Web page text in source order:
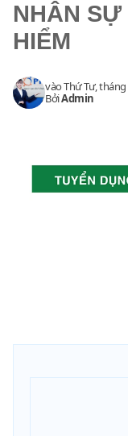
NHÂN
HIỂM
vàoThứ Tư, tháng
BởiAdmin